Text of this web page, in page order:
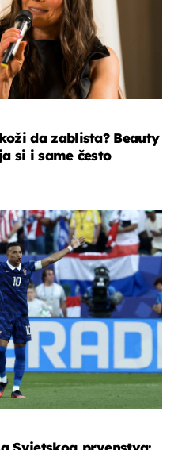
da zablista? Beauty
si i same često